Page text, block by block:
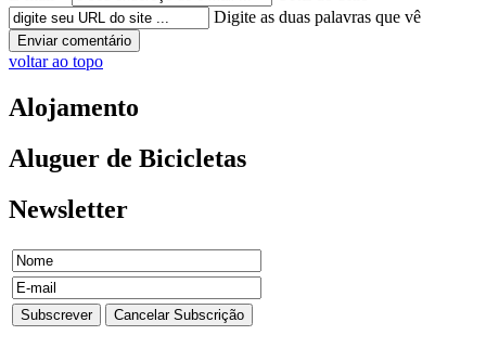
Digite as duas palavras que vê
voltar ao topo
Alojamento
Aluguer de Bicicletas
Newsletter